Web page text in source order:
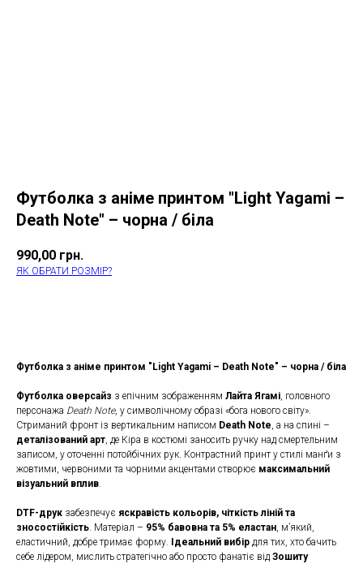
Футболка з аніме принтом "Light Yagami –
Death Note" – чорна / біла
990,00 грн.
ЯК ОБРАТИ РОЗМІР?
Футболка з аніме принтом "Light Yagami – Death Note" – чорна / біла
Футболка оверсайз з епічним зображенням Лайта Ягамі, головного
персонажа Death Note, у символічному образі «бога нового світу».
Стриманий фронт із вертикальним написом Death Note, а на спині –
деталізований арт, де Кіра в костюмі заносить ручку над смертельним
записом, у оточенні потойбічних рук. Контрастний принт у стилі манґи з
жовтими, червоними та чорними акцентами створює максимальний
візуальний вплив.
DTF-друк забезпечує яскравість кольорів, чіткість ліній та
зносостійкість. Матеріал – 95% бавовна та 5% еластан, м’який,
еластичний, добре тримає форму.
Ідеальний вибір для тих, хто бачить
себе лідером, мислить стратегічно або просто фанатіє від Зошиту